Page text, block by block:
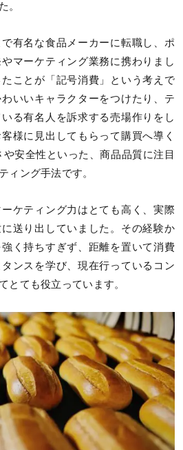
。
有名な食品メーカーに転職し、ポ
マーケティング業務に携わりまし
ことが「記号消費」という考えで
いいキャラクターをつけたり、テ
る有名人を訴求する売場作りをし
様に見出してもらって購買へ導く
安全性といった、商品品質に注目
ィング手法です。
ーケティング力はとても高く、実際
送り出していました。その経験か
く持ちすぎず、距離を置いて消費
ンスを学び、現在行っているコン
とても役立っています。